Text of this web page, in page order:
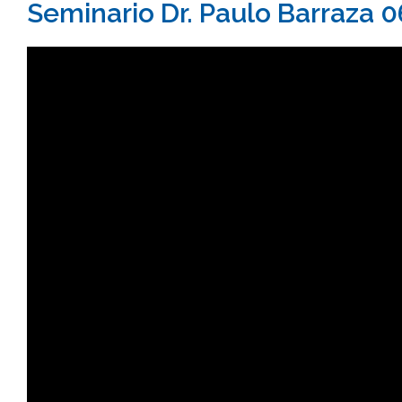
Seminario Dr. Paulo Barraza